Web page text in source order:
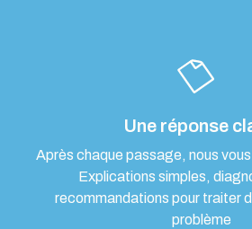
Une réponse
Après chaque passage, nous
Explications simples,
recommandations pour traiter
problème